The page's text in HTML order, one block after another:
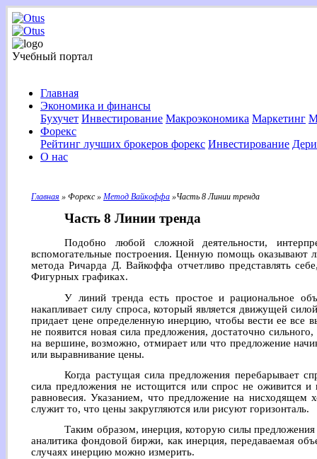
Учебный портал
Главная
Экономика и финансы
Бухучет Инвестирование Макроэкономика Маркетинг
Форекс
Рейтинг лучших брокеров форекс Инвестирование
О нас
Главная » Форекс » Метод Вайкоффа »Часть 8 Линии тренда
Часть 8 Линии тренда
Подобно любой сложной деятельности,
вспомогательные построения. Ценную помощь оказывают
метода Ричарда Д. Вайкоффа отчетливо представлять
Фигурных графиках.
У линий тренда есть простое и рациональное
накапливает силу спроса, который является движущей
придает цене определенную инерцию, чтобы вести ее все
не появится новая сила предложения, достаточно
на вершине, возможно, отмирает или что предложение
или выравнивание цены.
Когда растущая сила предложения перебарывает
сила предложения не истощится или спрос не оживится и
равновесия. Указанием, что предложение на нисходящем
служит то, что цены закругляются или рисуют горизонталь.
Таким образом, инерция, которую силы
аналитика фондовой биржи, как инерция, передаваемая
случаях инерцию можно измерить.